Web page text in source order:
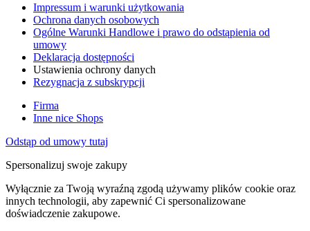
Impressum i warunki użytkowania
Ochrona danych osobowych
Ogólne Warunki Handlowe i prawo do odstąpienia od
umowy
Deklaracja dostępności
Ustawienia ochrony danych
Rezygnacja z subskrypcji
Firma
Inne nice Shops
Odstąp od umowy tutaj
Spersonalizuj swoje zakupy
Wyłącznie za Twoją wyraźną zgodą używamy plików cookie oraz
innych technologii, aby zapewnić Ci spersonalizowane
doświadczenie zakupowe.